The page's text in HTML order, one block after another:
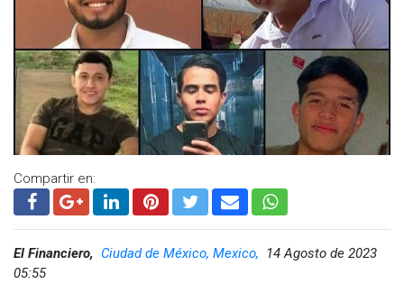
Compartir en:
El Financiero, Ciudad de México, Mexico,
14 Agosto de 2023
05:55